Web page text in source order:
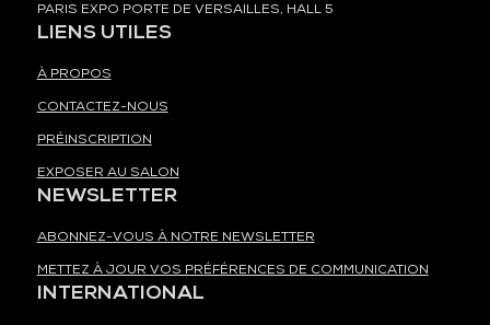
PARIS EXPO PORTE DE VERSAILLES, HALL 5
LIENS UTILES
À PROPOS
CONTACTEZ-NOUS
PRÉINSCRIPTION
EXPOSER AU SALON
NEWSLETTER
ABONNEZ-VOUS À NOTRE NEWSLETTER
METTEZ À JOUR VOS PRÉFÉRENCES DE COMMUNICATION
INTERNATIONAL